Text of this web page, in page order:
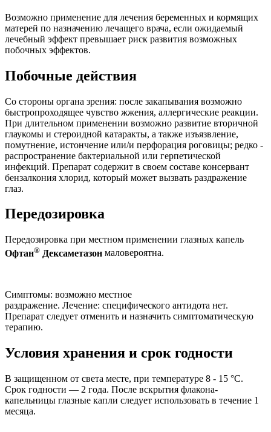
Возможно применение для лечения беременных и кормящих
матерей по назначению лечащего врача, если ожидаемый
лечебный эффект превышает риск развития возможных
побочных эффектов.
Побочные действия
Со стороны органа зрения: после закапывания возможно
быстропроходящее чувство жжения, аллергические реакции.
При длительном применении возможно развитие вторичной
глаукомы и стероидной катаракты, а также изъязвление,
помутнение, истончение или/и перфорация роговицы; редко -
распространение бактериальной или герпетической
инфекций. Препарат содержит в своем составе консервант
бензалкония хлорид, который может вызвать раздражение
глаз.
Передозировка
Передозировка при местном применении глазных капель
Офтан® Дексаметазон маловероятна.
Симптомы: возможно местное
раздражение. Лечение: специфического антидота нет.
Препарат следует отменить и назначить симптоматическую
терапию.
Условия хранения и срок годности
В защищенном от света месте, при температуре 8 - 15 °C.
Срок годности — 2 года. После вскрытия флакона-
капельницы глазные капли следует использовать в течение 1
месяца.